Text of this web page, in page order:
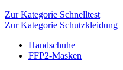
Zur Kategorie Schnelltest
Zur Kategorie Schutzkleidung
Handschuhe
FFP2-Masken